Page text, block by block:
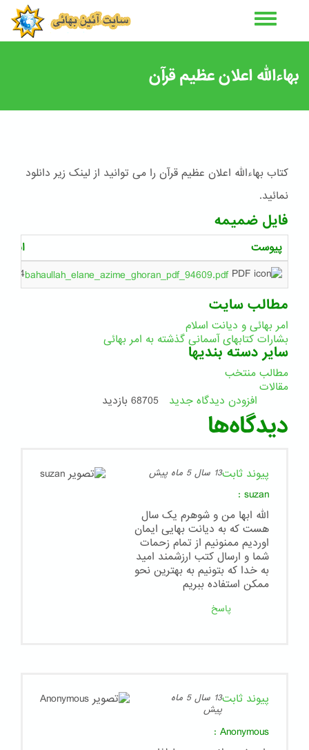
بهاءالله اعلان عظیم قرآن
کتاب بهاءالله اعلان عظیم قرآن را می توانید از لینک زیر دانلود
نمائید.
فایل ضمیمه
پیوست
اندازه
bahaullah_elane_azime_ghoran_pdf_94609.pdf1.4 مگابایت
مطالب سایت
امر بهائی و دیانت اسلام
بشارات کتابهای آسمانی گذشته به امر بهائی
سایر دسته بندیها
مطالب منتخب
مقالات
افزودن دیدگاه جدید
68705 بازدید
دیدگاه‌ها
پیوند ثابت13 سال 5 ماه پیش
suzan
:
الله ابها من و شوهرم یک سال
هست که به دیانت بهایی ایمان
اوردیم ممنونیم از تمام زحمات
شما و ارسال کتب ارزشمند امید
به خدا که بتونیم به بهترین نحو
ممکن استفاده ببریم
پاسخ
پیوند ثابت
13 سال 5 ماه
پیش
Anonymous
: